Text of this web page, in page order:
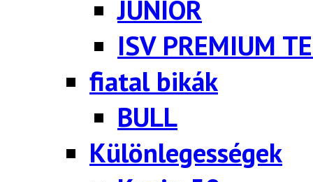
JUNIOR
ISV PREMIUM
fiatal bikák
BULL
Különlegességek